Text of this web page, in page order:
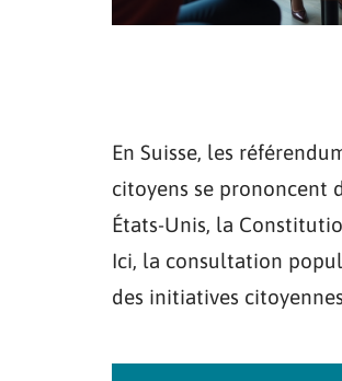
En Suisse, les
citoyens se prononcent
États-Unis, la
Ici, la consultation
des initiatives